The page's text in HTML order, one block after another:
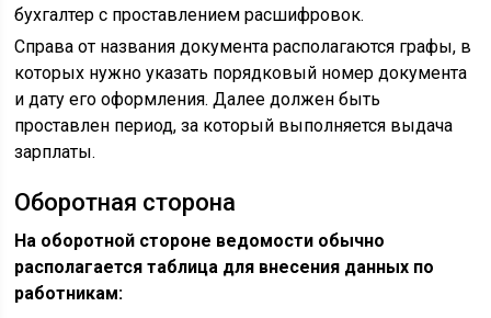
бухгалтер с проставлением расшифровок.
Справа от названия документа располагаются графы, в
которых нужно указать порядковый номер документа
и дату его оформления. Далее должен быть
проставлен период, за который выполняется выдача
зарплаты.
Оборотная сторона
На оборотной стороне ведомости обычно
располагается таблица для внесения данных по
работникам: